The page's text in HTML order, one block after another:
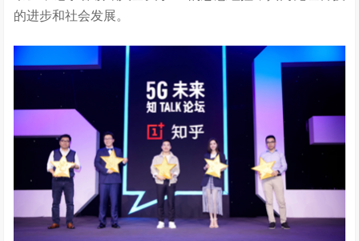
的进步和社会发展。